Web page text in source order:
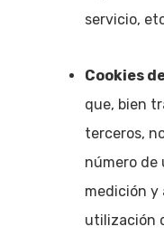
servicio,
Cookies
que, bien
terceros,
número de
medición y
utilización